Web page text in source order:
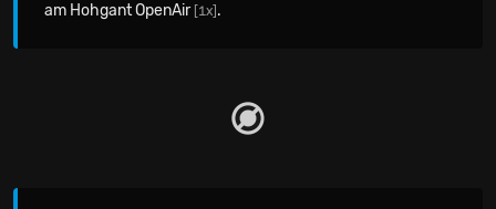
am Hohgant OpenAir [1x] .